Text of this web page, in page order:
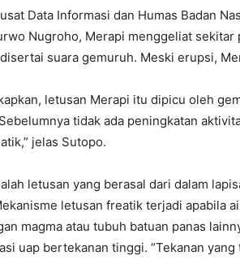
Data Informasi dan Humas Badan
Nugroho, Merapi menggeliat
suara gemuruh. Meski erupsi,
letusan Merapi itu dipicu oleh
tidak ada peningkatan
jelas Sutopo.
letusan yang berasal dari dalam
letusan freatik terjadi apabila
magma atau tubuh batuan panas
uap bertekanan tinggi. “Tekanan